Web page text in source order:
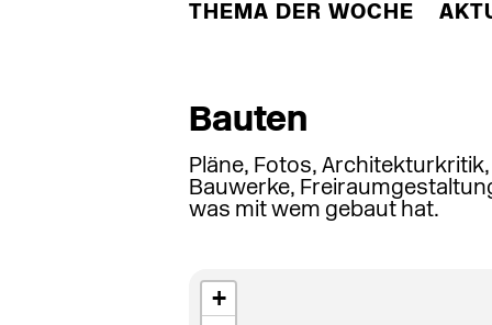
THEMA DER WOCHE
Bauten
Pläne, Fotos,
Bauwerke,
was mit wem gebaut hat.
+